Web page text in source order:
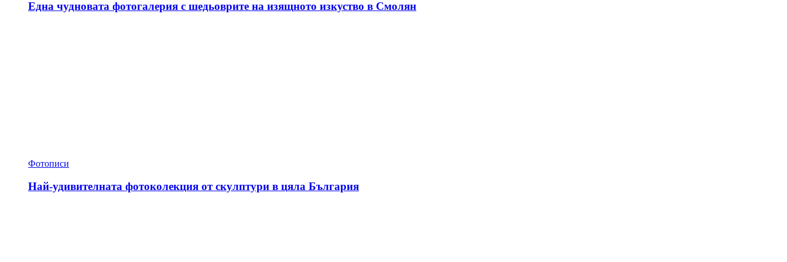
Една чудновата фотогалерия с шедьоврите на изящното изкуство в Смолян
Фотописи
Най-удивителната фотоколекция от скулптури в цяла България